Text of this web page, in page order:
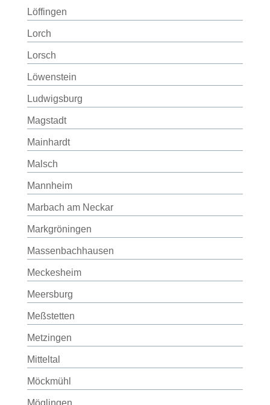
Löffingen
Lorch
Lorsch
Löwenstein
Ludwigsburg
Magstadt
Mainhardt
Malsch
Mannheim
Marbach am Neckar
Markgröningen
Massenbachhausen
Meckesheim
Meersburg
Meßstetten
Metzingen
Mitteltal
Möckmühl
Möglingen